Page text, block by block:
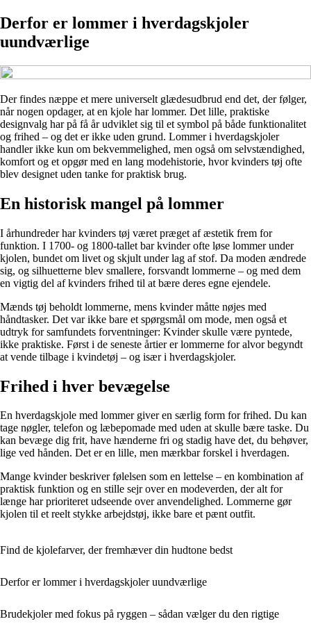
Derfor er lommer i hverdagskjoler
uundværlige
Der findes næppe et mere universelt glædesudbrud end det, der følger,
når nogen opdager, at en kjole har lommer. Det lille, praktiske
designvalg har på få år udviklet sig til et symbol på både funktionalitet
og frihed – og det er ikke uden grund. Lommer i hverdagskjoler
handler ikke kun om bekvemmelighed, men også om selvstændighed,
komfort og et opgør med en lang modehistorie, hvor kvinders tøj ofte
blev designet uden tanke for praktisk brug.
En historisk mangel på lommer
I århundreder har kvinders tøj været præget af æstetik frem for
funktion. I 1700- og 1800-tallet bar kvinder ofte løse lommer under
kjolen, bundet om livet og skjult under lag af stof. Da moden ændrede
sig, og silhuetterne blev smallere, forsvandt lommerne – og med dem
en vigtig del af kvinders frihed til at bære deres egne ejendele.
Mænds tøj beholdt lommerne, mens kvinder måtte nøjes med
håndtasker. Det var ikke bare et spørgsmål om mode, men også et
udtryk for samfundets forventninger: Kvinder skulle være pyntede,
ikke praktiske. Først i de seneste årtier er lommerne for alvor begyndt
at vende tilbage i kvindetøj – og især i hverdagskjoler.
Frihed i hver bevægelse
En hverdagskjole med lommer giver en særlig form for frihed. Du kan
tage nøgler, telefon og læbepomade med uden at skulle bære taske. Du
kan bevæge dig frit, have hænderne fri og stadig have det, du behøver,
lige ved hånden. Det er en lille, men mærkbar forskel i hverdagen.
Mange kvinder beskriver følelsen som en lettelse – en kombination af
praktisk funktion og en stille sejr over en modeverden, der alt for
længe har prioriteret udseende over anvendelighed. Lommerne gør
kjolen til et reelt stykke arbejdstøj, ikke bare et pænt outfit.
Find de kjolefarver, der fremhæver din hudtone bedst
Derfor er lommer i hverdagskjoler uundværlige
Brudekjoler med fokus på ryggen – sådan vælger du den rigtige